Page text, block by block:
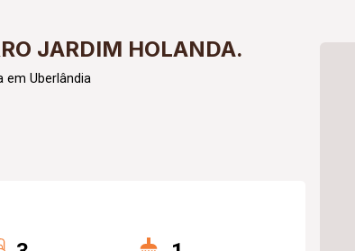
JARDIM HOLANDA.
em Uberlândia